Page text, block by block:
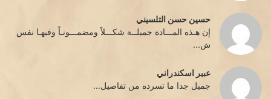
حسين حسن التلسيني
إن هـذه المـــادة جميلــة شكـــلاً ومضمـــونـاً وفيهـا نفس
ش...
عبير اسكندراني
جميل جدا ما تسرده من تفاصيل...